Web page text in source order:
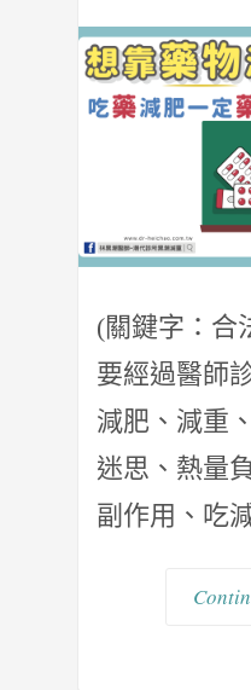
(關鍵字：合
要經過醫師
減肥、減重
迷思、熱量
副作用、吃